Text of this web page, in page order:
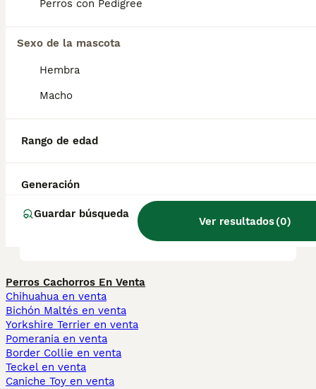
Perros con Pedigree
Sexo de la mascota
Hembra
Macho
Rango de edad
Generación
Guardar búsqueda
Ver resultados(0)
¿Cuánto vale un cachorro de
San Bernardo?
desventajas de un San
¿Qué tienen de especial los
perros San Bernardo?
Perros Cachorros En Venta
Chihuahua en venta
Bichón Maltés en venta
Yorkshire Terrier en venta
Pomerania en venta
Border Collie en venta
Teckel en venta
Caniche Toy en venta